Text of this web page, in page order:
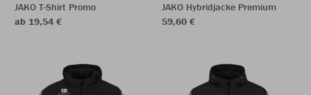
JAKO T-Shirt Promo
ab 19,54 €
JAKO Hybridjacke Premium
59,60 €